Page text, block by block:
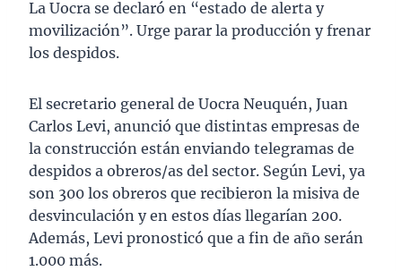
La Uocra se declaró en “estado de alerta y
movilización”. Urge parar la producción y frenar
los despidos.
El secretario general de Uocra Neuquén, Juan
Carlos Levi, anunció que distintas empresas de
la construcción están enviando telegramas de
despidos a obreros/as del sector. Según Levi, ya
son 300 los obreros que recibieron la misiva de
desvinculación y en estos días llegarían 200.
Además, Levi pronosticó que a fin de año serán
1.000 más.